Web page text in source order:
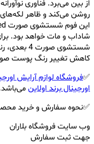
روشن می‌کند و ظاهر
شاداب و مات خواهد بود.
شستشوی
کاهش تغییر رنگ پوست
✅فروشگاه لوازم آرایش
اورجینال برند اولاین
✅نحوه سفارش و خرید
وب سایت فروشگاه بلاران
جهت ثبت سفارش